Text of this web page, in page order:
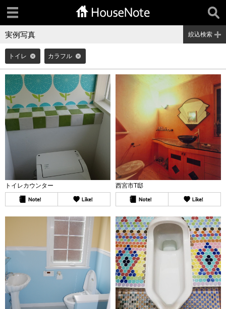
実例写真 絞込検索
トイレ カラフル
トイレカウンター 西宮市T邸